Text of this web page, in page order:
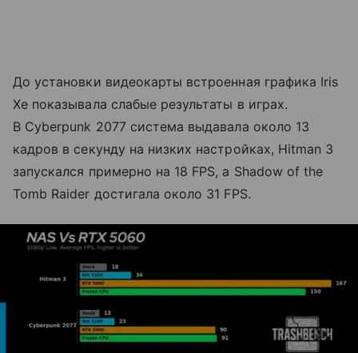
До установки видеокарты встроенная графика Iris
Xe показывала слабые результаты в играх.
В Cyberpunk 2077 система выдавала около 13
кадров в секунду на низких настройках, Hitman 3
запускался примерно на 18 FPS, а Shadow of the
Tomb Raider достигала около 31 FPS.